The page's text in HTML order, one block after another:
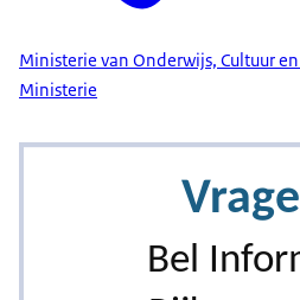
Ministerie van Onderwijs, Cultuur
Ministerie